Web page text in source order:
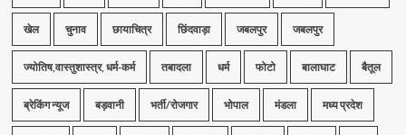
खेल चुनाव छायाचित्र छिंदवाड़ा जबलपुर जबलपुर
ज्योतिष,वास्तुशास्त्र, धर्म-कर्म तबादला धर्म फोटो बालाघाट बैतूल
ब्रेकिंग न्यूज बड़वानी भर्ती/रोजगार भोपाल मंडला मध्य प्रदेश